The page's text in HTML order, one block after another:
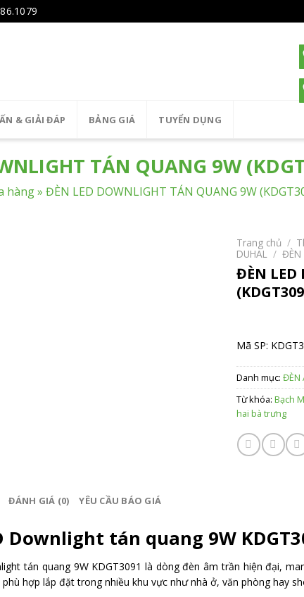
& GIẢI ĐÁP BẢNG GIÁ TUYỂN DỤNG
TÁN QUANG 9W
hàng» ĐÈN LED DOWNLIGHT TÁN QUANG 9W
Trang chủ /
DUHAL / ĐÈN
ĐÈN LED
Mã SP:
Danh mục: ĐÈN
Từ khóa: Bạch
hai bà trưng
ĐÁNH GIÁ (0) YÊU CẦU BÁO GIÁ
Downlight tán quang 9W
tán quang 9W KDGT3091 là dòng đèn âm trần hiện đại,
phù hợp lắp đặt trong nhiều khu vực như nhà ở, văn phòng hay